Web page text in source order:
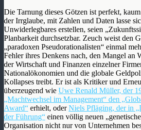
Die Tarnung dieses Götzen ist perfekt,
der Irrglaube, mit Zahlen und Daten lasse
Unwiderlegbares erstellen, seien
Planbarkeit durchsetzbar. Zeuch weist den
„paradoxen Pseudorationalisten“ einmal
Fehler ihres Denkens nach, den Mangel an
der Wirtschaft und Finanzen einzelner
Nationalökonomien und die globale
Kollapses treibt. Er ist als Kritiker und
überzeugend wie Uwe Renald Müller, der
„Machtwechsel im Management“ den
Award“ erhielt, oderNiels Pfläging, der in
der Führung“ einen völlig neuen
Organisation nicht nur von Unternehmen